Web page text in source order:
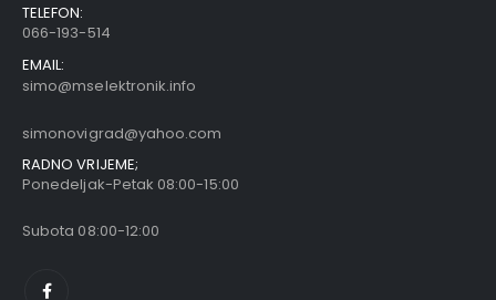
TELEFON:
066-193-514
EMAIL:
simo@mselektronik.info
simonovigrad@yahoo.com
RADNO VRIJEME;
Ponedeljak-Petak 08:00-15:00
Subota 08:00-12:00